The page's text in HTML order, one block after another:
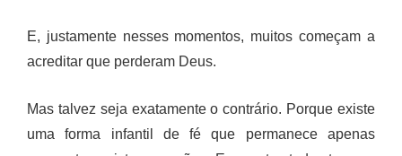
E, justamente nesses momentos, muitos começam a
acreditar que perderam Deus.
Mas talvez seja exatamente o contrário. Porque existe
uma forma infantil de fé que permanece apenas